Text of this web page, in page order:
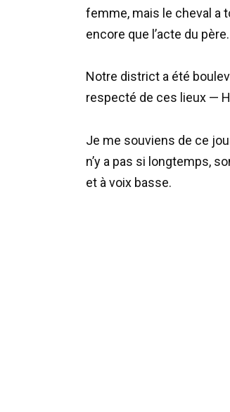
femme, mais le cheval a
encore que l’acte du père.
Notre district a été
respecté de ces lieux —
Je me souviens de ce
n’y a pas si longtemps,
et à voix basse.